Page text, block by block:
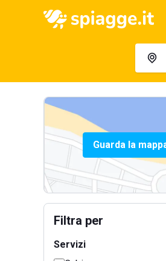
Guarda la
Filtra per
Servizi